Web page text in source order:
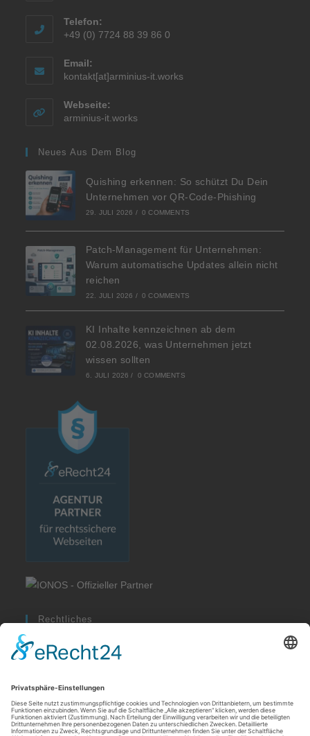
Telefon:
+49 (0) 7724 88 39 86 0
Email:
kontakt[at]arminius-it.works
Webseite:
arminius-it.works
Neues Aus Dem Blog
Quishing erkennen: So schützt Du Dein
Unternehmen vor QR-Code-Phishing
29. JULI 2026 / 0 COMMENTS
Patch-Management für Unternehmen:
Warum automatische Updates allein nicht
reichen
22. JULI 2026 / 0 COMMENTS
KI Inhalte kennzeichnen ab dem
02.08.2026, was Unternehmen jetzt
wissen sollten
6. JULI 2026 / 0 COMMENTS
Rechtliches
Allgemeine Geschäftsbedingungen
Datenschutzerklärung
Cookie-Einstellungen